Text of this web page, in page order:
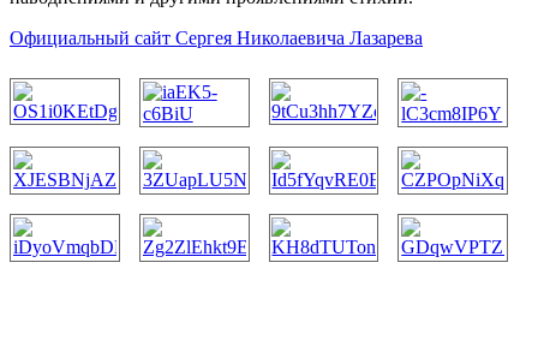
Официальный сайт Сергея Николаевича Лазарева